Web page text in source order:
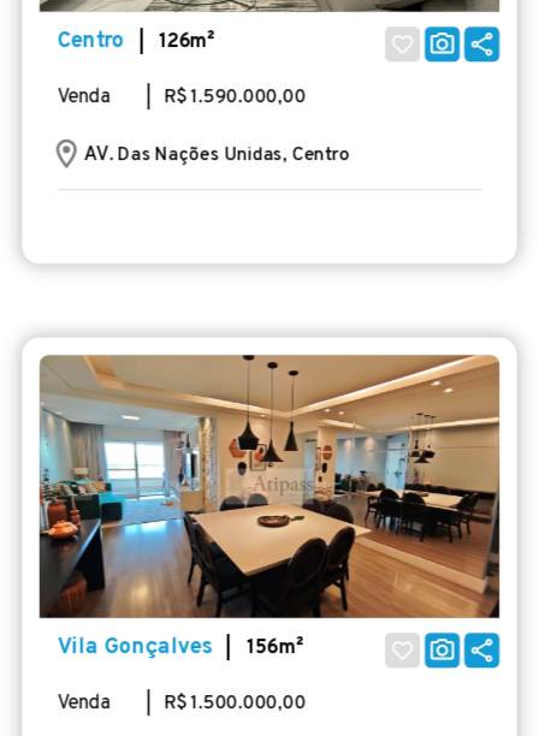
Centro | 126m²
Venda | R$ 1.590.000,00
AV. Das Nações Unidas, Centro
Vila Gonçalves| 156m²
Venda | R$ 1.500.000,00